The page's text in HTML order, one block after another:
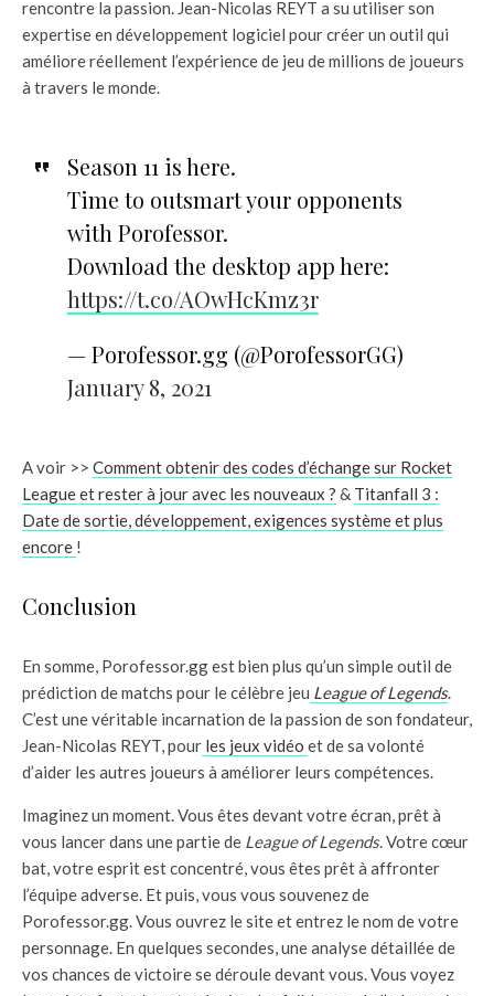
rencontre la passion. Jean-Nicolas REYT a su utiliser son
expertise en développement logiciel pour créer un outil qui
améliore réellement l’expérience de jeu de millions de joueurs
à travers le monde.
Season 11 is here.
Time to outsmart your opponents
with Porofessor.
Download the desktop app here:
https://t.co/AOwHcKmz3r
— Porofessor.gg (@PorofessorGG)
January 8, 2021
A voir >> Comment obtenir des codes d’échange sur Rocket
League et rester à jour avec les nouveaux ? & Titanfall 3 :
Date de sortie, développement, exigences système et plus
encore !
Conclusion
En somme, Porofessor.gg est bien plus qu’un simple outil de
prédiction de matchs pour le célèbre jeu League of Legends.
C’est une véritable incarnation de la passion de son fondateur,
Jean-Nicolas REYT, pour les jeux vidéo et de sa volonté
d’aider les autres joueurs à améliorer leurs compétences.
Imaginez un moment. Vous êtes devant votre écran, prêt à
vous lancer dans une partie de League of Legends. Votre cœur
bat, votre esprit est concentré, vous êtes prêt à affronter
l’équipe adverse. Et puis, vous vous souvenez de
Porofessor.gg. Vous ouvrez le site et entrez le nom de votre
personnage. En quelques secondes, une analyse détaillée de
vos chances de victoire se déroule devant vous. Vous voyez